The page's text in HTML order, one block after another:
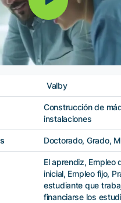
Valby
Construcción de
instalaciones
Doctorado, Grado,
El aprendiz, Empleo
inicial, Empleo fijo,
estudiante que
financiarse los